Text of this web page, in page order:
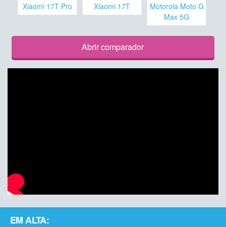
Xiaomi 17T Pro Xiaomi 17T
Motorola Moto G
Max 5G
Abrir comparador
EM ALTA: